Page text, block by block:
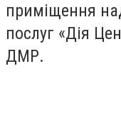
приміщення
послуг «Дія
ДМР.